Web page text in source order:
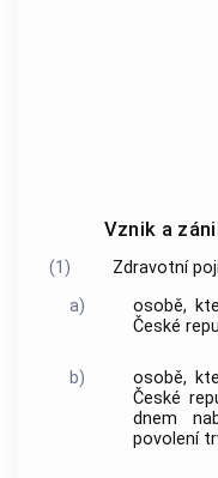
Vznik a
(1) Zdravotní
a)
osobě,
České
b)
osobě,
České
dnem
povolení